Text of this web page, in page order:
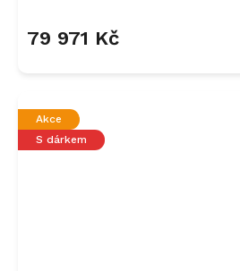
79 971 Kč
Akce
S dárkem